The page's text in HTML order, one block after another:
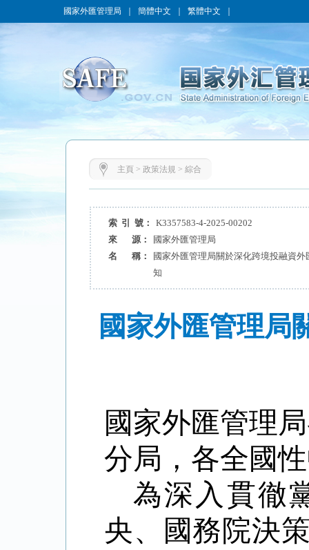
國家外匯管理局 簡體中文 繁體中文
主頁 > 政策法規 > 綜合
索 引 號：
K3357583-4-2025-00202
來 源：
國家外匯管理局
名 稱：
國家外匯管理局關於深化跨境投融資
知
國家外匯管理局
國家外匯管理
分局，各全國
為深入貫徹
央、國務院決